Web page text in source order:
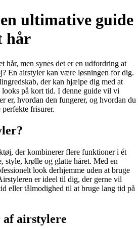
ultimative guide
hår
hår, men synes det er en udfordring at
En airstyler kan være løsningen for dig.
der kan hjælpe dig med at
på kort tid. I denne guide vil vi
er, hvordan den fungerer, og hvordan du
perfekte frisurer.
der kombinerer flere funktioner i ét
style, krølle og glatte håret. Med en
look derhjemme uden at bruge
er ideel til dig, der gerne vil
eller tålmodighed til at bruge lang tid på
airstylere